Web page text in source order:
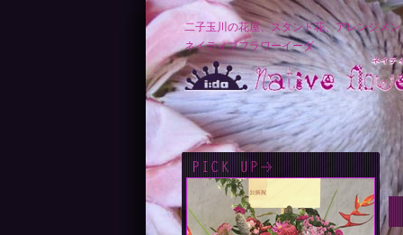
二子玉川の花屋、スタンド花、アレンジメ
ネイティブフラワーイーダ